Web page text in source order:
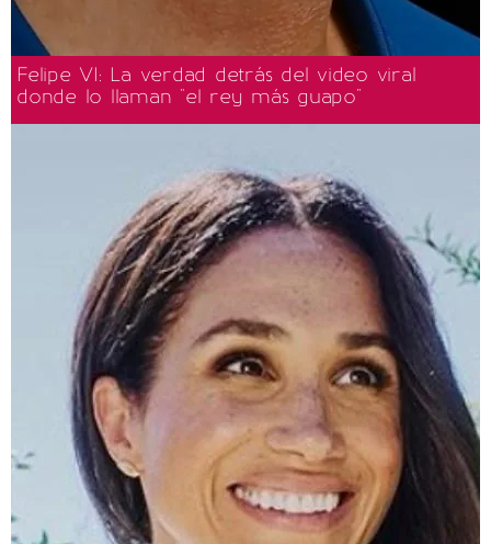
Felipe VI: La verdad detrás del video viral
donde lo llaman "el rey más guapo"